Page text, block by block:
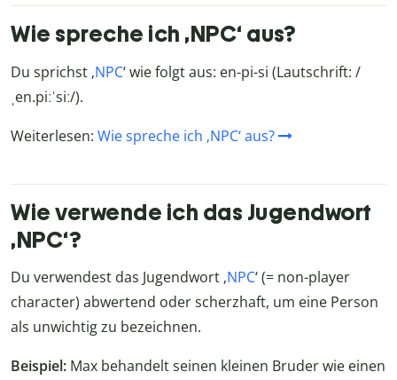
Wie spreche ich ‚NPC‘ aus?
Du sprichst ‚NPC‘ wie folgt aus: en-pi-si (Lautschrift: /
ˌen.piːˈsiː/).
Weiterlesen: Wie spreche ich ‚NPC‘ aus?
Wie verwende ich das Jugendwort
‚NPC‘?
Du verwendest das Jugendwort ‚NPC‘ (= non-player
character) abwertend oder scherzhaft, um eine Person
als unwichtig zu bezeichnen.
Beispiel: Max behandelt seinen kleinen Bruder wie einen